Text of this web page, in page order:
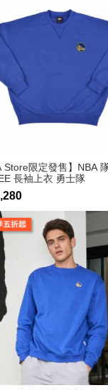
Store限定發售】NBA
長袖上衣 勇士隊